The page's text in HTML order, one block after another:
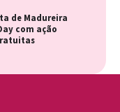
de Madureira
com ação